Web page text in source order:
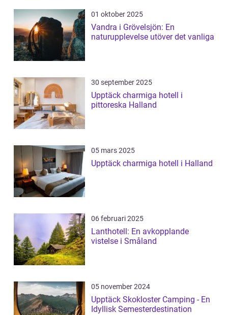
01 oktober 2025
Vandra i Grövelsjön: En
naturupplevelse utöver det vanliga
30 september 2025
Upptäck charmiga hotell i
pittoreska Halland
05 mars 2025
Upptäck charmiga hotell i Halland
06 februari 2025
Lanthotell: En avkopplande
vistelse i Småland
05 november 2024
Upptäck Skokloster Camping - En
Idyllisk Semesterdestination